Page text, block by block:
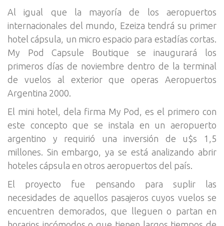
Al igual que la mayoría de los aeropuertos
internacionales del mundo, Ezeiza tendrá su primer
hotel cápsula, un micro espacio para estadías cortas.
My Pod Capsule Boutique se inaugurará los
primeros días de noviembre dentro de la terminal
de vuelos al exterior que operas Aeropuertos
Argentina 2000.
El mini hotel, dela firma My Pod, es el primero con
este concepto que se instala en un aeropuerto
argentino y requirió una inversión de u$s 1,5
millones. Sin embargo, ya se está analizando abrir
hoteles cápsula en otros aeropuertos del país.
El proyecto fue pensando para suplir las
necesidades de aquellos pasajeros cuyos vuelos se
encuentren demorados, que lleguen o partan en